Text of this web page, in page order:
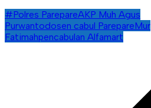
#Polres ParepareAKP Muh Agus
Purwantodosen cabul ParepareMur
Fatimahpencabulan Alfamart